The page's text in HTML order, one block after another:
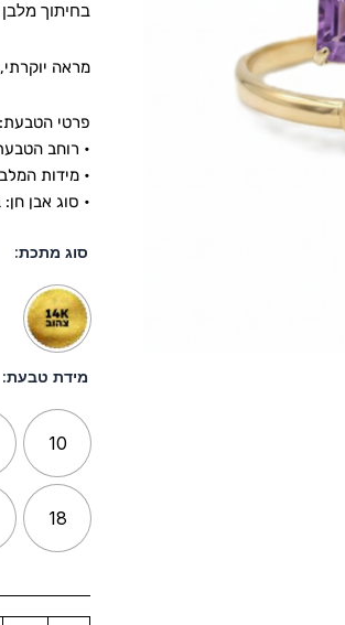
בחיתוך מלבן נוצץ,
מראה יוקרתי,
פרטי הטבעת:
• רוחב הטבעת: 11
• מידות המלבן:7.3 מ"מ –
• סוג אבן
סוג מתכת:
מידת טבעת:
10
18